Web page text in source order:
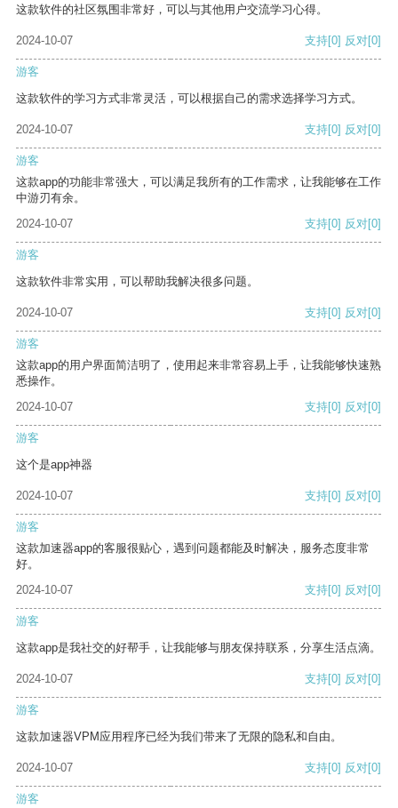
这款软件的社区氛围非常好，可以与其他用户交流学习心得。
2024-10-07 支持[0] 反对[0]
游客
这款软件的学习方式非常灵活，可以根据自己的需求选择学习方式。
2024-10-07 支持[0] 反对[0]
游客
这款app的功能非常强大，可以满足我所有的工作需求，让我能够在工作
中游刃有余。
2024-10-07
支持[0] 反对[0]
游客
这款软件非常实用，可以帮助我解决很多问题。
2024-10-07 支持[0] 反对[0]
游客
这款app的用户界面简洁明了，使用起来非常容易上手，让我能够快速熟
悉操作。
2024-10-07
支持[0] 反对[0]
游客
这个是app神器
2024-10-07 支持[0] 反对[0]
游客
这款加速器app的客服很贴心，遇到问题都能及时解决，服务态度非常
好。
2024-10-07
支持[0] 反对[0]
游客
这款app是我社交的好帮手，让我能够与朋友保持联系，分享生活点滴。
2024-10-07 支持[0] 反对[0]
游客
这款加速器VPM应用程序已经为我们带来了无限的隐私和自由。
2024-10-07 支持[0] 反对[0]
游客